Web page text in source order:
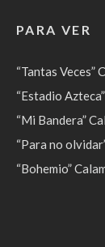
PARA VER
“Tantas
“Estadio
“Mi Bandera”
“Para no
“Bohemio”